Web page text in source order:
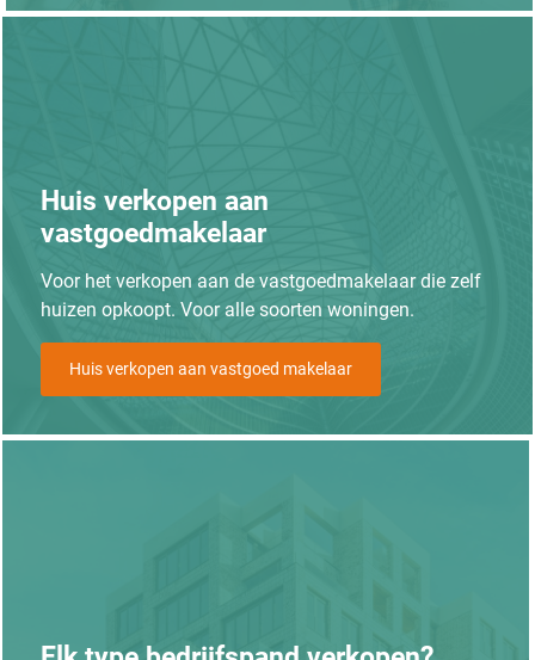
Huis verkopen aan
vastgoedmakelaar
Voor het verkopen aan de vastgoedmakelaar die zelf
huizen opkoopt. Voor alle soorten woningen.
Huis verkopen aan vastgoed makelaar